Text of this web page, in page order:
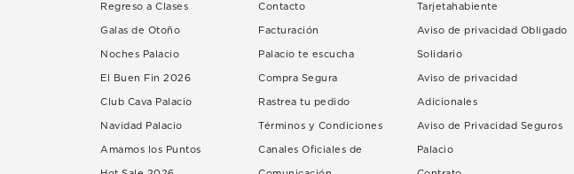
Regreso a Clases
Galas de Otoño
Noches Palacio
El Buen Fin 2026
Club Cava Palacio
Navidad Palacio
Amamos los Puntos
Contacto
Facturación
Palacio te escucha
Compra Segura
Rastrea tu pedido
Términos y Condiciones
Canales Oficiales de
Tarjetahabiente
Aviso de privacidad Obligado
Solidario
Aviso de privacidad
Adicionales
Aviso de Privacidad Seguros
Palacio